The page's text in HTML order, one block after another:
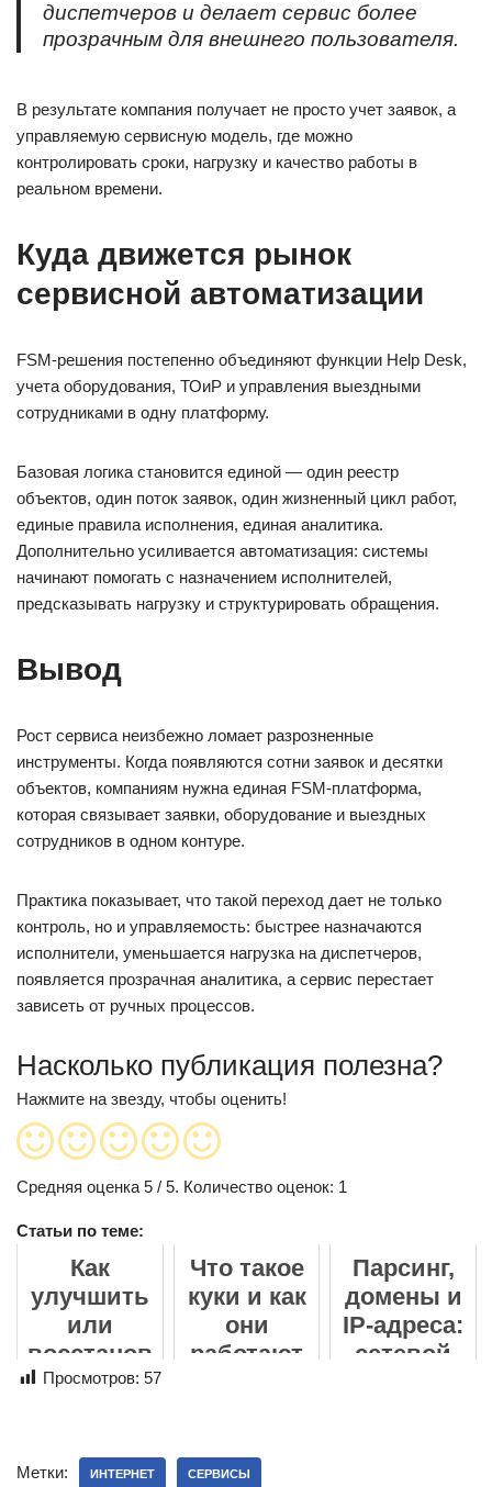
диспетчеров и делает сервис более
прозрачным для внешнего пользователя.
В результате компания получает не просто учет заявок, а
управляемую сервисную модель, где можно
контролировать сроки, нагрузку и качество работы в
реальном времени.
Куда движется рынок
сервисной автоматизации
FSM-решения постепенно объединяют функции Help Desk,
учета оборудования, ТОиР и управления выездными
сотрудниками в одну платформу.
Базовая логика становится единой — один реестр
объектов, один поток заявок, один жизненный цикл работ,
единые правила исполнения, единая аналитика.
Дополнительно усиливается автоматизация: системы
начинают помогать с назначением исполнителей,
предсказывать нагрузку и структурировать обращения.
Вывод
Рост сервиса неизбежно ломает разрозненные
инструменты. Когда появляются сотни заявок и десятки
объектов, компаниям нужна единая FSM-платформа,
которая связывает заявки, оборудование и выездных
сотрудников в одном контуре.
Практика показывает, что такой переход дает не только
контроль, но и управляемость: быстрее назначаются
исполнители, уменьшается нагрузка на диспетчеров,
появляется прозрачная аналитика, а сервис перестает
зависеть от ручных процессов.
Насколько публикация полезна?
Нажмите на звезду, чтобы оценить!
Средняя оценка 5 / 5. Количество оценок: 1
Статьи по теме:
Как
улучшить
или
восстанов
ить фото
кадров до
Что такое
куки и как
они
работают
Парсинг,
домены и
IP-адреса:
сетевой
Просмотров: 57
Метки: ИНТЕРНЕТ СЕРВИСЫ